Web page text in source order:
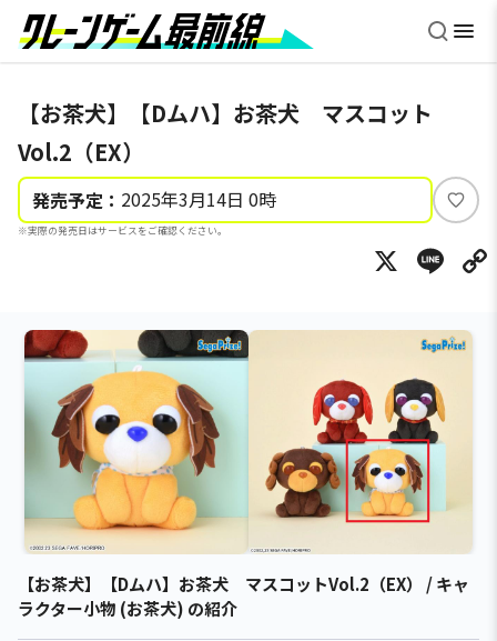
【お茶犬】【Dムハ】お茶犬 マスコット
Vol.2（EX）
発売予定： 2025年3月14日 0時
※実際の発売日はサービスをご確認ください。
い
ね
X
【お茶犬】【Dムハ】お茶犬 マスコットVol.2（EX） / キャ
ラクター小物 (お茶犬) の紹介